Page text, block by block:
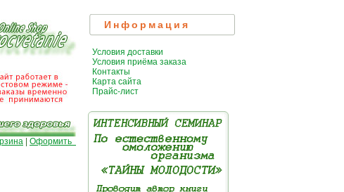
Оформить
Информация
Условия доставки
Условия приёма заказа
Контакты
Карта сайта
Прайс-лист